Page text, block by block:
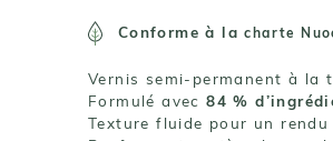
Conforme à lacharte
Vernis semi-permanent à la
Formulé avec84 %
Texture fluide pour un rendu